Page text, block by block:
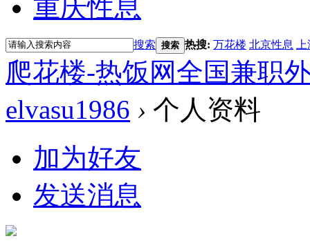
重庆性息
搜索 搜索 热搜: 万花楼 北京性息
爬花楼-热饭网全国兼职
elvasu1986 › 个人资料
加为好友
发送消息